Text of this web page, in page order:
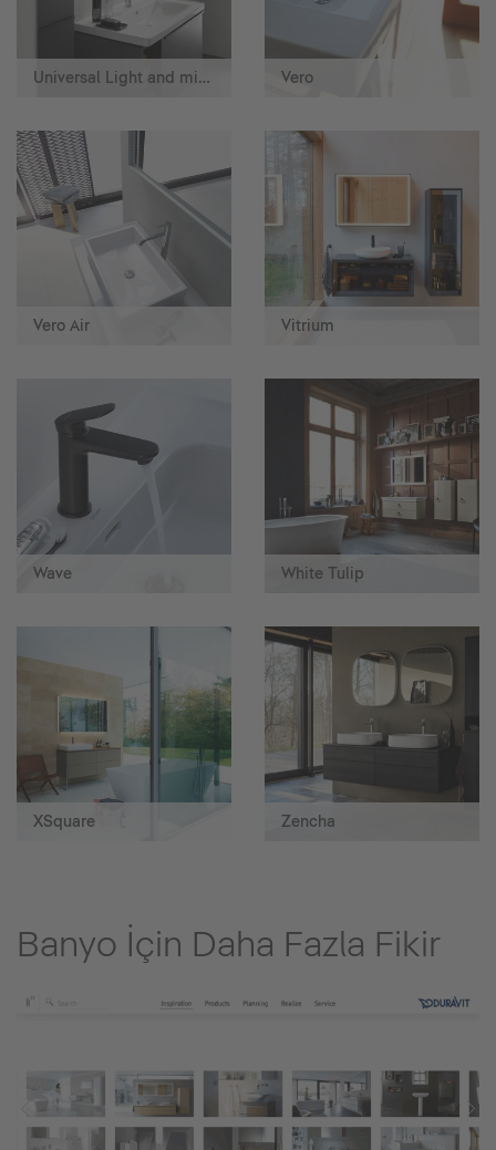
Universal Light and mirror Vero
Vero Air Vitrium
Wave White Tulip
XSquare Zencha
Banyo İçin Daha Fazla Fikir